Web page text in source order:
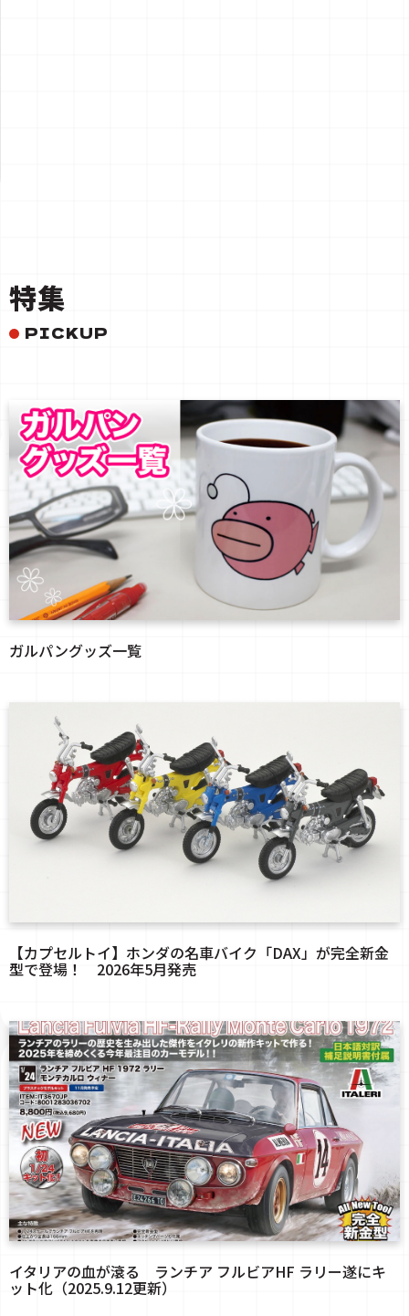
特集
PICKUP
ガルパングッズ一覧
【カプセルトイ】ホンダの名車バイク「DAX」が完全新金
型で登場！ 2026年5月発売
イタリアの血が滾る ランチア フルビアHF ラリー遂にキ
ット化（2025.9.12更新）